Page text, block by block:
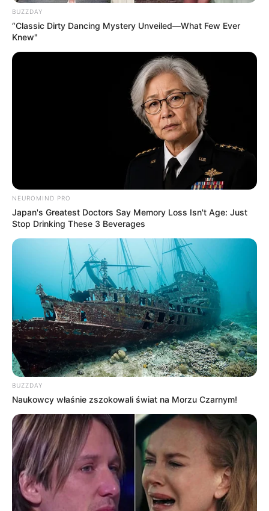
BUZZDAY
“Classic Dirty Dancing Mystery Unveiled—What Few Ever
Knew"
NEUROMIND PRO
Japan's Greatest Doctors Say Memory Loss Isn't Age: Just
Stop Drinking These 3 Beverages
BUZZDAY
Naukowcy właśnie zszokowali świat na Morzu Czarnym!